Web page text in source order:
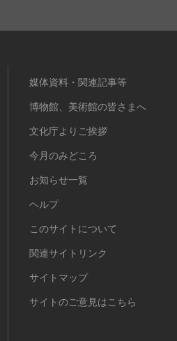
媒体資料・関連記事等
博物館、美術館の皆さまへ
文化庁よりご挨拶
今月のみどころ
お知らせ一覧
ヘルプ
このサイトについて
関連サイトリンク
サイトマップ
サイトのご意見はこちら